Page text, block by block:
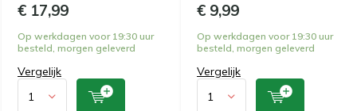
€ 17,99
Op werkdagen voor 19:30 uur
besteld, morgen geleverd
Vergelijk
€ 9,99
Op werkdagen voor 19:30 uur
besteld, morgen geleverd
Vergelijk